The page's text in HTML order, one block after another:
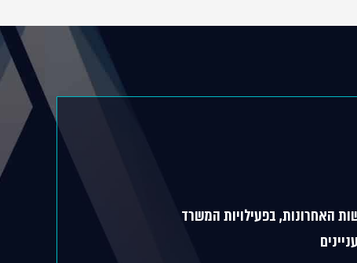
האחרונות, בפעילויות המשרד